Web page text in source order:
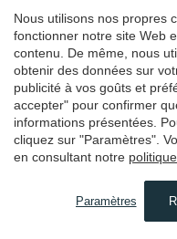
C/
+34
Nous utilisons nos propres
fonctionner notre site Web
contenu. De même, nous
obtenir des données sur
publicité à vos goûts et
accepter" pour confirmer
informations présentées.
cliquez sur "Paramètres".
en consultant notre
Paramètres